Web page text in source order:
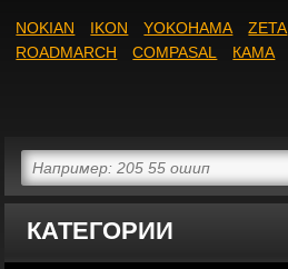
КАТЕГОРИИ
NOKIAN IKON YOKOHAMA ZETA
ROADMARCH
COMPASAL КАМА